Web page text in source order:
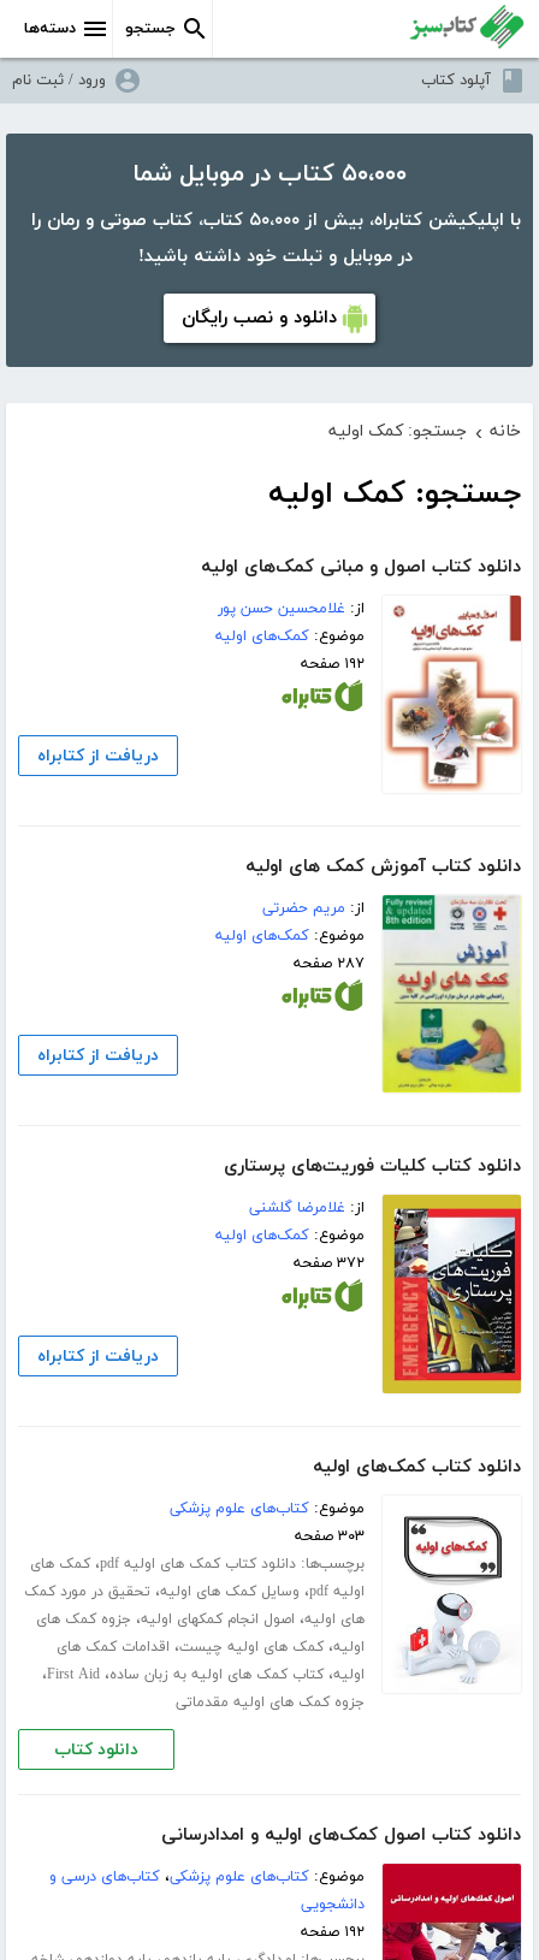
دسته‌ها جستجو
آپلود کتاب ورود / ثبت نام
۵۰،۰۰۰ کتاب در موبایل شما
با اپلیکیشن کتابراه، بیش از ۵۰،۰۰۰ کتاب، کتاب صوتی و رمان را
در موبایل و تبلت خود داشته باشید!
دانلود و نصب رایگان
خانه › جستجو: کمک اولیه
جستجو: کمک اولیه
دانلود کتاب اصول و مبانی کمک‌های اولیه
از: غلامحسین حسن پور
موضوع:کمک‌های اولیه
۱۹۲ صفحه
دریافت از کتابراه
دانلود کتاب آموزش کمک های اولیه
از: مریم حضرتی
موضوع:کمک‌های اولیه
۲۸۷ صفحه
دریافت از کتابراه
دانلود کتاب کلیات فوریت‌های پرستاری
از: غلامرضا گلشنی
موضوع:کمک‌های اولیه
۳۷۲ صفحه
دریافت از کتابراه
دانلود کتاب کمک‌های اولیه
موضوع:کتاب‌های علوم پزشکی
۳۰۳ صفحه
برچسب‌ها:دانلود کتاب کمک های اولیه pdf ،کمک های
اولیه pdf
، وسایل کمک های اولیه، تحقیق در مورد کمک
های اولیه، اصول انجام کمکهای اولیه، جزوه کمک های
اولیه،کمک های اولیه چیست، اقدامات کمک های
اولیه،کتاب کمک های اولیه به زبان ساده،First Aid،
جزوه کمک های اولیه مقدماتی
دانلود کتاب
دانلود کتاب اصول کمک‌های اولیه و امدادرسانی
موضوع:کتاب‌های علوم پزشکی،کتاب‌های درسی و
دانشجویی
۱۹۲ صفحه